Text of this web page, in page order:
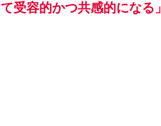
受容的かつ共感的になる」